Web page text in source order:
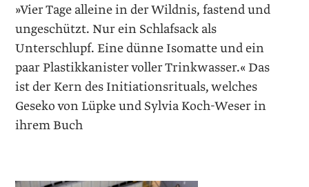
»Vier Tage alleine in der Wildnis, fastend und
ungeschützt. Nur ein Schlafsack als
Unterschlupf. Eine dünne Isomatte und ein
paar Plastikkanister voller Trinkwasser.« Das
ist der Kern des Initiationsrituals, welches
Geseko von Lüpke und Sylvia Koch-Weser in
ihrem Buch